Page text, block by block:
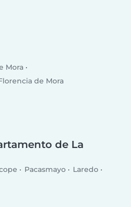
Mora
de Mora
de La
Pacasmayo
Laredo